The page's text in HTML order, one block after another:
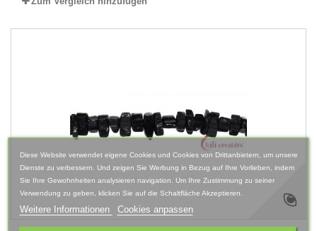
Diese Website verwendet eigene Cookies und Cookies von Drittanbietern, um unsere
Dienste zu verbessern. Und zeigen Sie Werbung in Bezug auf Ihre Vorlieben, indem
Sie Ihre Gewohnheiten analysieren navigation. Um Ihre Zustimmung zu seiner
Verwendung zu geben, klicken Sie auf die Schaltfläche Akzeptieren.
Weitere Informationen Cookies anpassen